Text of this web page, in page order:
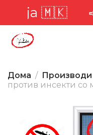
🇲🇰📣
Дома Производи
против инсекти со